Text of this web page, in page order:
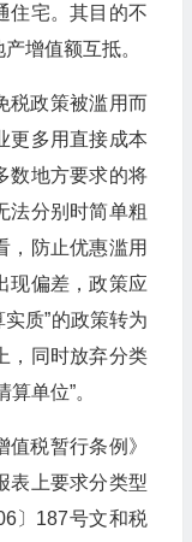
住宅。其目的不
增值额互抵。
税政策被滥用而
更多用直接成本
数地方要求的将
法分别时简单粗
，防止优惠滥用
现偏差，政策应
实质”的政策转为
，同时放弃分类
单位”。
税暂行条例》
表上要求分类型
〕187号文和税